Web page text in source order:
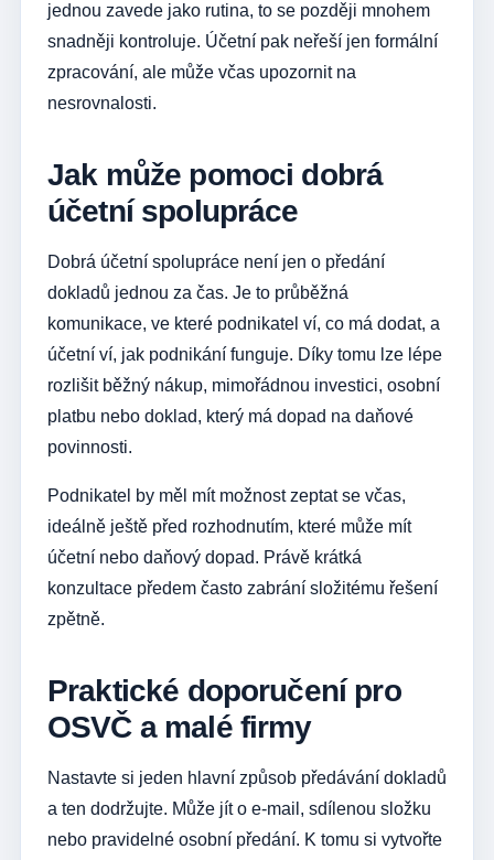
jednou zavede jako rutina, to se později mnohem
snadněji kontroluje. Účetní pak neřeší jen formální
zpracování, ale může včas upozornit na
nesrovnalosti.
Jak může pomoci dobrá
účetní spolupráce
Dobrá účetní spolupráce není jen o předání
dokladů jednou za čas. Je to průběžná
komunikace, ve které podnikatel ví, co má dodat, a
účetní ví, jak podnikání funguje. Díky tomu lze lépe
rozlišit běžný nákup, mimořádnou investici, osobní
platbu nebo doklad, který má dopad na daňové
povinnosti.
Podnikatel by měl mít možnost zeptat se včas,
ideálně ještě před rozhodnutím, které může mít
účetní nebo daňový dopad. Právě krátká
konzultace předem často zabrání složitému řešení
zpětně.
Praktické doporučení pro
OSVČ a malé firmy
Nastavte si jeden hlavní způsob předávání dokladů
a ten dodržujte. Může jít o e-mail, sdílenou složku
nebo pravidelné osobní předání. K tomu si vytvořte